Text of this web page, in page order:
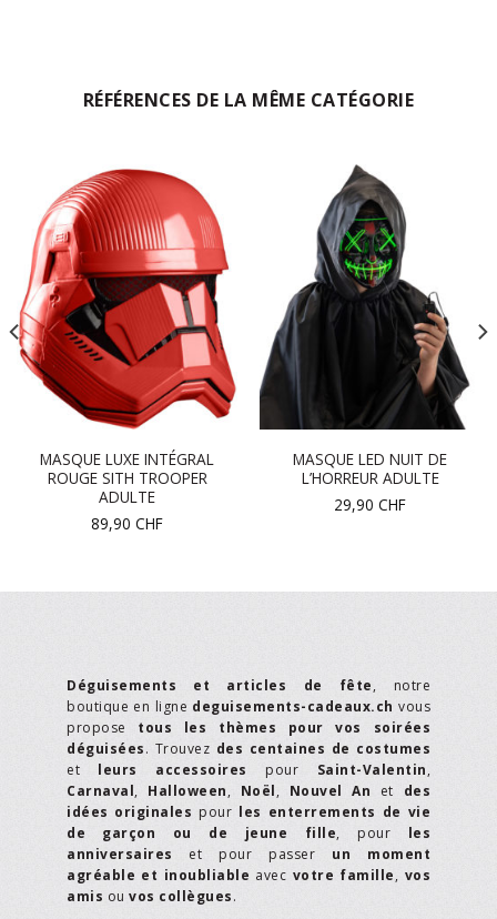
RÉFÉRENCES DE LA MÊME CATÉGORIE
MASQUE LUXE INTÉGRAL
ROUGE SITH TROOPER
ADULTE
89,90 CHF
MASQUE LED NUIT DE
L’HORREUR ADULTE
29,90 CHF
Déguisements et articles de fête, notre
boutique en ligne deguisements-cadeaux.ch vous
propose tous les thèmes pour vos soirées
déguisées. Trouvez des centaines de costumes
et leurs accessoires pour Saint-Valentin,
Carnaval, Halloween, Noël, Nouvel An et des
idées originales pour les enterrements de vie
de garçon ou de jeune fille, pour les
anniversaires et pour passer un moment
agréable et inoubliable avec votre famille, vos
amis ou vos collègues.